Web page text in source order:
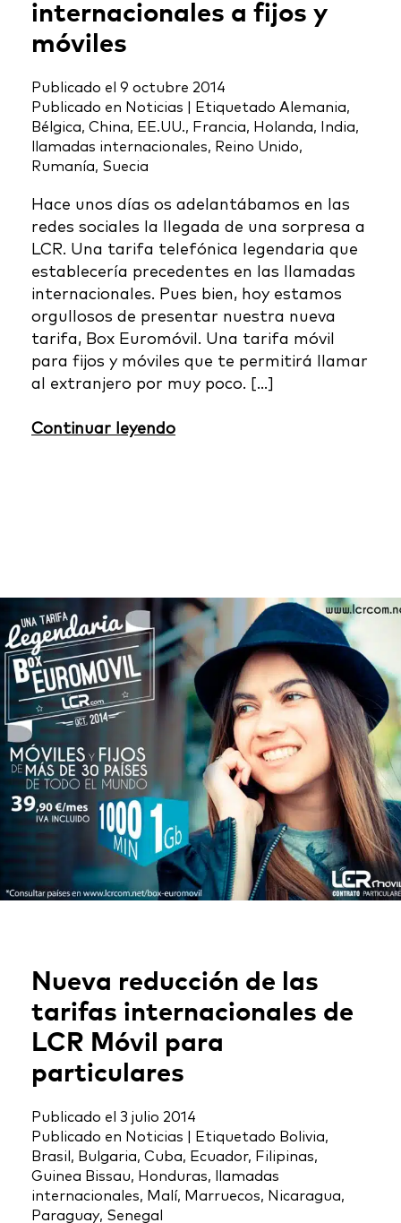
internacionales a fijos y
móviles
Publicado el 9 octubre 2014
Publicado en Noticias Etiquetado Alemania,
Bélgica, China, EE.UU., Francia, Holanda, India,
llamadas internacionales, Reino Unido,
Rumanía, Suecia
Hace unos días os adelantábamos en las
redes sociales la llegada de una sorpresa a
LCR. Una tarifa telefónica legendaria que
establecería precedentes en las llamadas
internacionales. Pues bien, hoy estamos
orgullosos de presentar nuestra nueva
tarifa, Box Euromóvil. Una tarifa móvil
para fijos y móviles que te permitirá llamar
al extranjero por muy poco. […]
Continuar leyendo
Nueva reducción de las
tarifas internacionales de
LCR Móvil para
particulares
Publicado el 3 julio 2014
Publicado en Noticias Etiquetado Bolivia,
Brasil , Bulgaria, Cuba, Ecuador, Filipinas,
Guinea Bissau, Honduras,
llamadas
internacionales, Malí, Marruecos, Nicaragua,
Paraguay, Senegal